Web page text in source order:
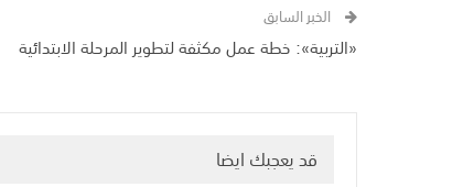
الخبر السابق
«التربية»: خطة عمل مكثفة لتطوير المرحلة الابتدائية
قد يعجبك ايضا